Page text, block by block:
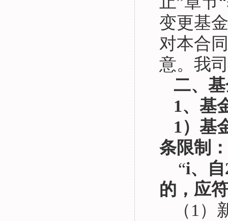
变更基
对本合
意。我
二、
1、基
1）基
条限制：
“i、自
的，应
（ 1）